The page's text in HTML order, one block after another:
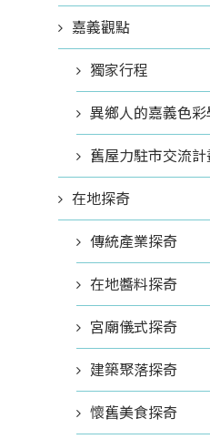
嘉義觀點
獨家行程
異鄉人的嘉義色彩
舊屋力駐市交流
在地探奇
傳統產業探奇
在地醬料探奇
宮廟儀式探奇
建築聚落探奇
懷舊美食探奇